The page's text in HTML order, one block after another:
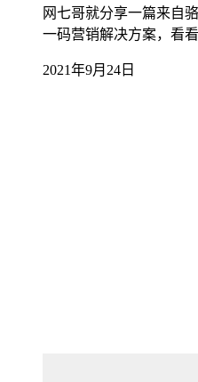
网七哥就分享一篇来自
一码营销解决方案，看
2021年9月24日